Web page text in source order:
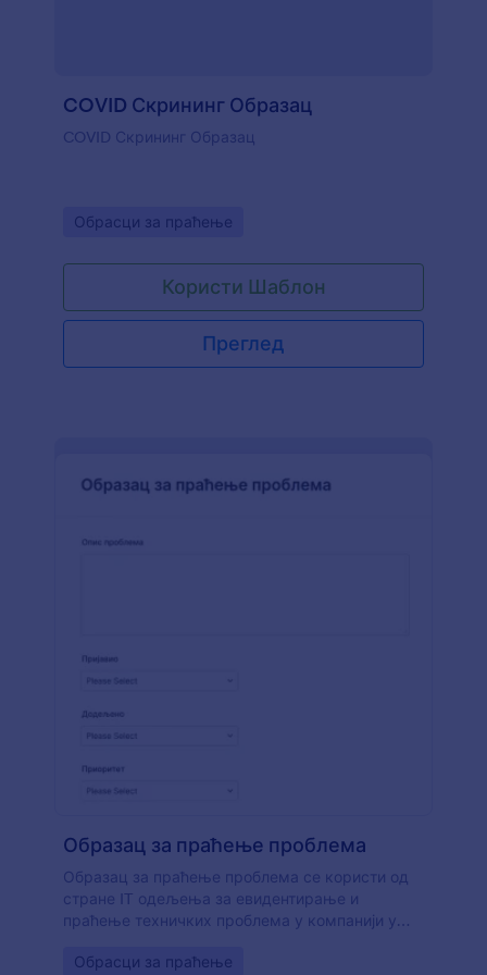
COVID Скрининг Образац
COVID Скрининг Образац
Go to Category:
Обрасци за праћење
Користи Шаблон
Преглед
Образац за праћење проблема
Образац за праћење проблема се користи од
стране IT одељења за евидентирање и
праћење техничких проблема у компанији у
праћење проблема, IT професионалац или
Go to Category:
Обрасци за праћење